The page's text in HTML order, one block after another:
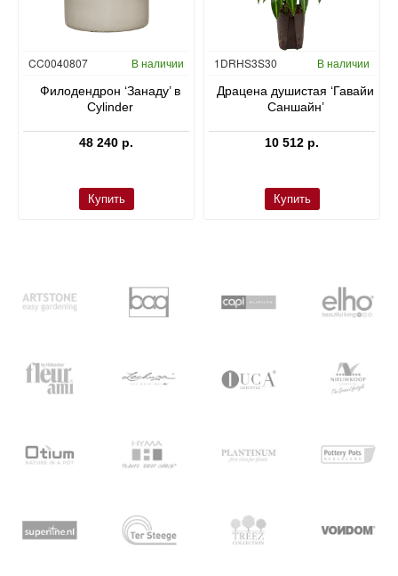
CC0040807 В наличии
Филодендрон ‘Занаду’ в
Cylinder
48 240 р.
Купить
Гидропоника
1DRHS3S30 В наличии
Драцена душистая ‘Гавайи
Саншайн’
10 512 р.
Купить